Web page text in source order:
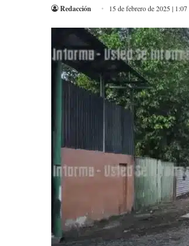
Redacción 15 de febrero de 2025 |